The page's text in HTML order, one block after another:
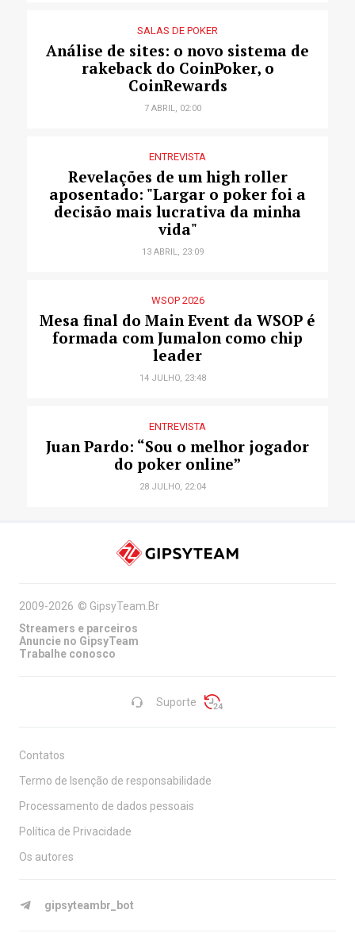
SALAS DE POKER
Análise de sites: o novo sistema de
rakeback do CoinPoker, o
CoinRewards
7 ABRIL, 02:00
ENTREVISTA
Revelações de um high roller
aposentado: "Largar o poker foi a
decisão mais lucrativa da minha
vida"
13 ABRIL, 23:09
WSOP 2026
Mesa final do Main Event da WSOP é
formada com Jumalon como chip
leader
14 JULHO, 23:48
ENTREVISTA
Juan Pardo: “Sou o melhor jogador
do poker online”
28 JULHO, 22:04
Suporte
2009-2026 © GipsyTeam.Br
Streamers e parceiros
Anuncie no GipsyTeam
Trabalhe conosco
Contatos
Termo de Isenção de responsabilidade
Processamento de dados pessoais
Política de Privacidade
Os autores
gipsyteambr_bot